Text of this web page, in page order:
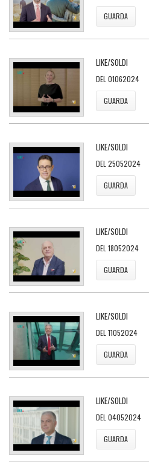
GUARDA
LIKE/SOLDI
DEL 01062024
GUARDA
LIKE/SOLDI
DEL 25052024
GUARDA
LIKE/SOLDI
DEL 18052024
GUARDA
LIKE/SOLDI
DEL 11052024
GUARDA
LIKE/SOLDI
DEL 04052024
GUARDA